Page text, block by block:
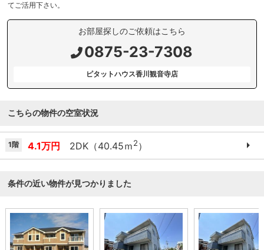
てご活用下さい。
お部屋探しのご依頼はこちら
0875-23-7308
ピタットハウス香川観音寺店
こちらの物件の空室状況
1階 4.1万円 2DK（40.45ｍ2）
条件の近い物件が見つかりました